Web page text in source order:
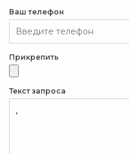
Ваш телефон
Прикрепить
Текст запроса